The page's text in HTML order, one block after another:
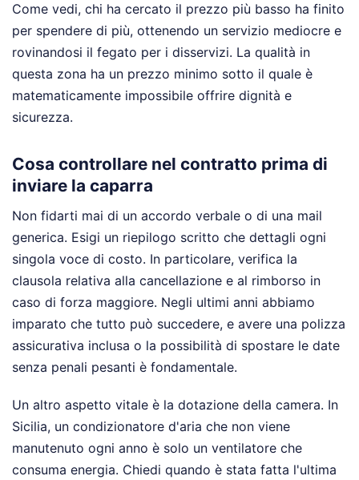
Come vedi, chi ha cercato il prezzo più basso ha finito
per spendere di più, ottenendo un servizio mediocre e
rovinandosi il fegato per i disservizi. La qualità in
questa zona ha un prezzo minimo sotto il quale è
matematicamente impossibile offrire dignità e
sicurezza.
Cosa controllare nel contratto prima di
inviare la caparra
Non fidarti mai di un accordo verbale o di una mail
generica. Esigi un riepilogo scritto che dettagli ogni
singola voce di costo. In particolare, verifica la
clausola relativa alla cancellazione e al rimborso in
caso di forza maggiore. Negli ultimi anni abbiamo
imparato che tutto può succedere, e avere una polizza
assicurativa inclusa o la possibilità di spostare le date
senza penali pesanti è fondamentale.
Un altro aspetto vitale è la dotazione della camera. In
Sicilia, un condizionatore d'aria che non viene
manutenuto ogni anno è solo un ventilatore che
consuma energia. Chiedi quando è stata fatta l'ultima